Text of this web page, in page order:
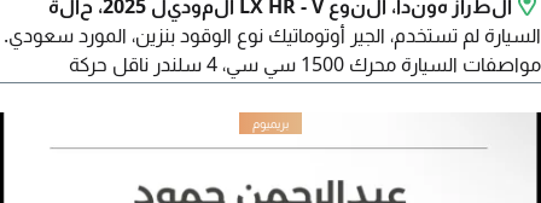
الطراز هوندا، النوع LX HR - V الموديل 2025، حالة
السيارة لم تستخدم، الجير أوتوماتيك نوع الوقود بنزين، المورد سعودي.
مواصفات السيارة محرك 1500 سي سي، 4 سلندر ناقل حركة